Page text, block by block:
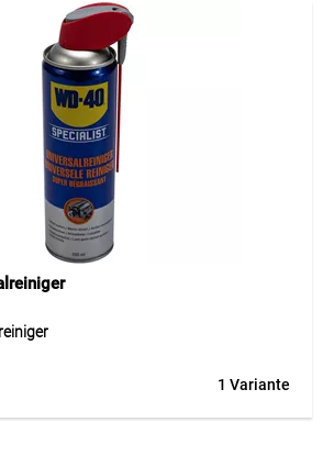
schützt vor Verschleiss und hält
dauerhaft gängig. Es eignet sich besonders
die hohen Druckbelastungen ausgesetzt
widerstandsfähigen Schmierfilm.
Sprühanwendung lässt sich das Fett
und unterstützt eine saubere Wartung
und Bauteilen.
Führungen, Zahnräder, Ketten, Lager,
Maschinen, Werkzeuge, Fahrzeuge
mit hoher Belastung.
ist ein schnell wirksamer
zum Entfernen von Fett, Öl, Schmutz
wirkt direkt beim Auftragen, lässt sich
1 Variante